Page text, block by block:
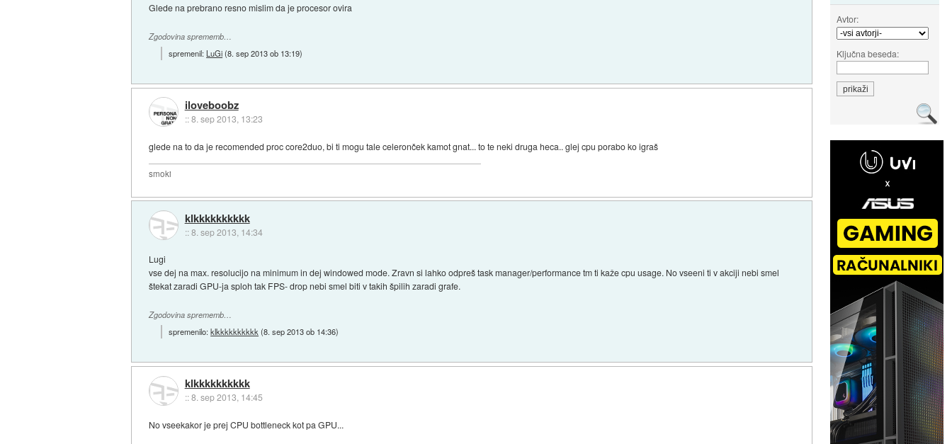
Avtor:
Ključna beseda:
Glede na prebrano resno mislim da je procesor ovira
Zgodovina sprememb…
spremenil:LuGi(8. sep 2013 ob 13:19)
iloveboobz
::8. sep 2013, 13:23
glede na to da je recomended proc core2duo, bi ti mogu tale celeronček kamot gnat... to te neki druga heca.. glej cpu porabo ko igraš
smoki
klkkkkkkkkkk
::8. sep 2013, 14:34
Lugi
vse dej na max. resolucijo na minimum in dej windowed mode. Zravn si lahko odpreš task manager/performance tm ti kaže cpu usage. No vseeni ti v akciji nebi smel
štekat zaradi GPU-ja sploh tak FPS- drop nebi smel biti v takih špilih zaradi grafe.
Zgodovina sprememb…
spremenilo:klkkkkkkkkkk (8. sep 2013 ob 14:36)
klkkkkkkkkkk
::8. sep 2013, 14:45
No vseekakor je prej CPU bottleneck kot pa GPU...